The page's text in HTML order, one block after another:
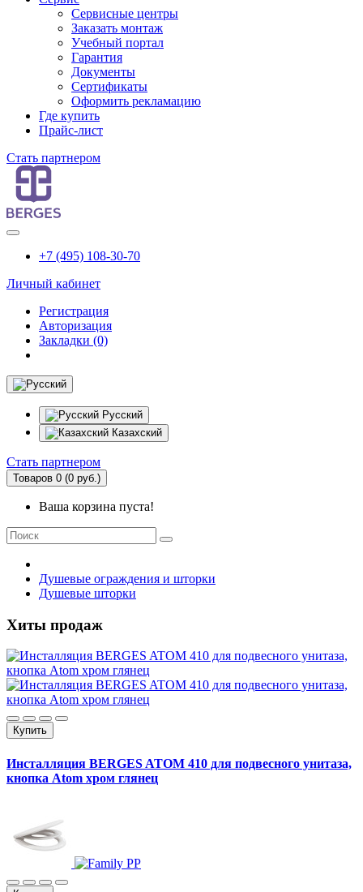
Сервисные центры
Заказать монтаж
Учебный портал
Гарантия
Документы
Сертификаты
Оформить рекламацию
Где купить
Прайс-лист
Стать партнером
+7 (495) 108-30-70
Личный кабинет
Регистрация
Авторизация
Закладки (0)
Русский
Казахский
Стать партнером
Товаров 0 (0 руб.)
Ваша корзина пуста!
Душевые ограждения и шторки
Душевые шторки
Хиты продаж
Купить
Инсталляция BERGES ATOM 410 для подвесного унитаза,
кнопка Atom хром глянец